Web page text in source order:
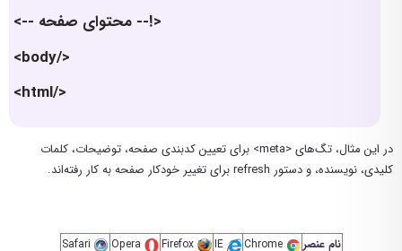
<!-- محتوای صفحه -->
</body>
</html>
در این مثال، تگ‌های <meta> برای تعیین کدبندی صفحه، توضیحات، کلمات
کلیدی، نویسنده، و دستور refresh برای تغییر خودکار صفحه به کار رفته‌اند.
نام عنصر Chrome
IE
Firefox